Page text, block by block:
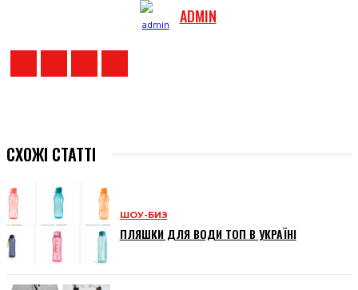
ADMIN
СХОЖІ СТАТТІ
ШОУ-БИЗ
ПЛЯШКИ ДЛЯ ВОДИ ТОП В УКРАЇНІ